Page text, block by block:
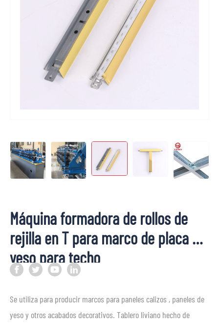
Máquina formadora de rollos de
rejilla en T para marco de placa de
yeso para techo
Se utiliza para producir marcos para paneles calizos , paneles de
yeso y otros acabados decorativos. Tablero liviano hecho de